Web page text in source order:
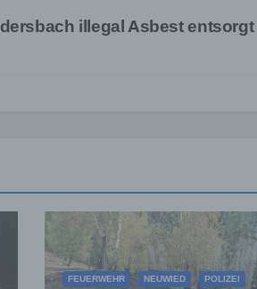
illegal Asbest entsorgt
FEUERWEHR NEUWIED POLIZEI